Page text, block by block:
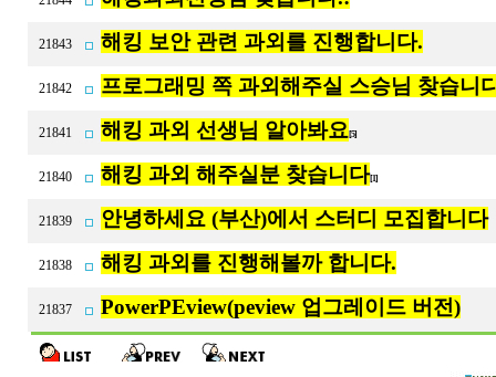
21843 해킹 보안 관련 과외를 진행합니다.
21842 프로그래밍 쪽 과외해주실 스승님 찾습니
21841 해킹 과외 선생님 알아봐요[5]
21840 해킹 과외 해주실분 찾습니다[1]
21839 안녕하세요 (부산)에서 스터디 모집합니다
21838 해킹 과외를 진행해볼까 합니다.
21837 PowerPEview(peview 업그레이드 버전)